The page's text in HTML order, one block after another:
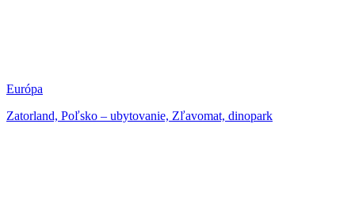
Európa
Zatorland, Poľsko – ubytovanie, Zľavomat, dinopark